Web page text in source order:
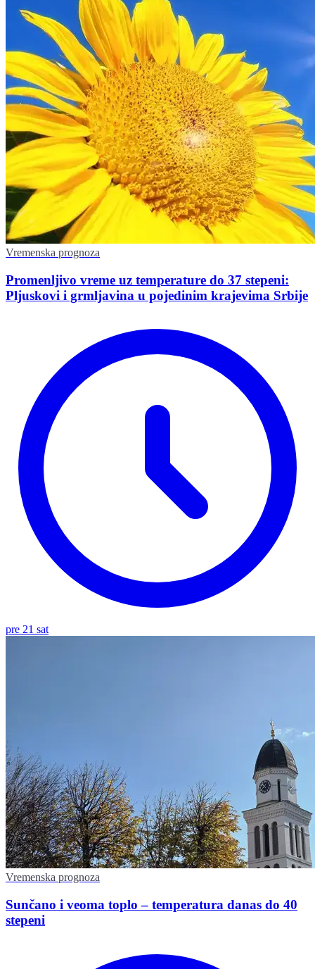
Vremenska prognoza
Promenljivo vreme uz temperature do 37 stepeni:
Pljuskovi i grmljavina u pojedinim krajevima Srbije
pre 21 sat
Vremenska prognoza
Sunčano i veoma toplo – temperatura danas do 40
stepeni